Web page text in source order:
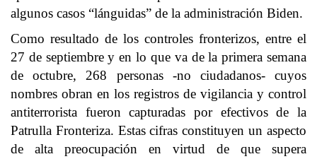
algunos casos “lánguidas” de la administración Biden.
Como resultado de los controles fronterizos, entre el
27 de septiembre y en lo que va de la primera semana
de octubre, 268 personas -no ciudadanos- cuyos
nombres obran en los registros de vigilancia y control
antiterrorista fueron capturadas por efectivos de la
Patrulla Fronteriza. Estas cifras constituyen un aspecto
de alta preocupación en virtud de que supera